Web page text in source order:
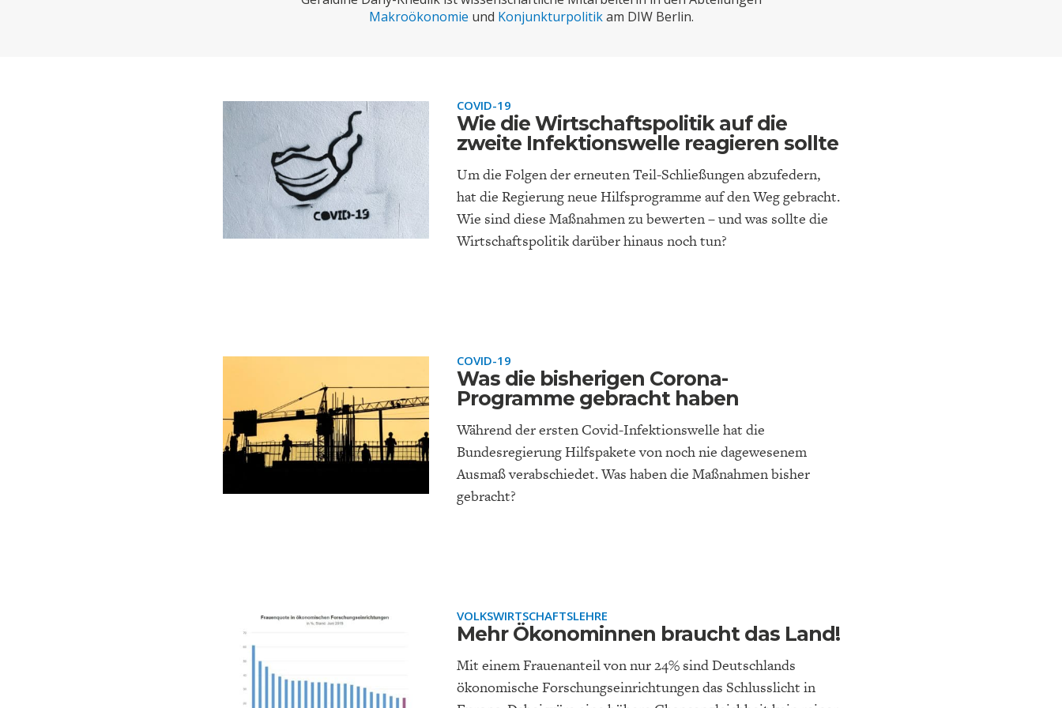
SUCHE
UNGLEICHHEIT UND
FACHKRÄFTEMANGEL
DAS DEUTSCHE
DEUTSCHLAND UND DIE
DIGITALISIERUNG
DAS POST-CORONA-
STATUS QUO DER
EUROPA FINANZMÄRKTE GELDPOLITIK
MAKROTHEK ÖKONOMENSZENE
Makroökonomie und Konjunkturpolitikam DIW Berlin.
COVID-19
Wie die Wirtschaftspolitik auf die
zweite Infektionswelle reagieren sollte
Um die Folgen der erneuten Teil-Schließungen abzufedern,
hat die Regierung neue Hilfsprogramme auf den Weg gebracht.
Wie sind diese Maßnahmen zu bewerten – und was sollte die
Wirtschaftspolitik darüber hinaus noch tun?
COVID-19
Was die bisherigen Corona-
Programme gebracht haben
Während der ersten Covid-Infektionswelle hat die
Bundesregierung Hilfspakete von noch nie dagewesenem
Ausmaß verabschiedet. Was haben die Maßnahmen bisher
gebracht?
VOLKSWIRTSCHAFTSLEHRE
Mehr Ökonominnen braucht das Land!
Mit einem Frauenanteil von nur 24% sind Deutschlands
ökonomische Forschungseinrichtungen das Schlusslicht in